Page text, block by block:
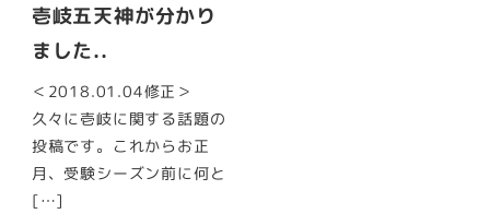
壱岐五天神が分かり
ました..
＜2018.01.04修正＞
久々に壱岐に関する話題の
投稿です。これからお正
月、受験シーズン前に何と
[…]